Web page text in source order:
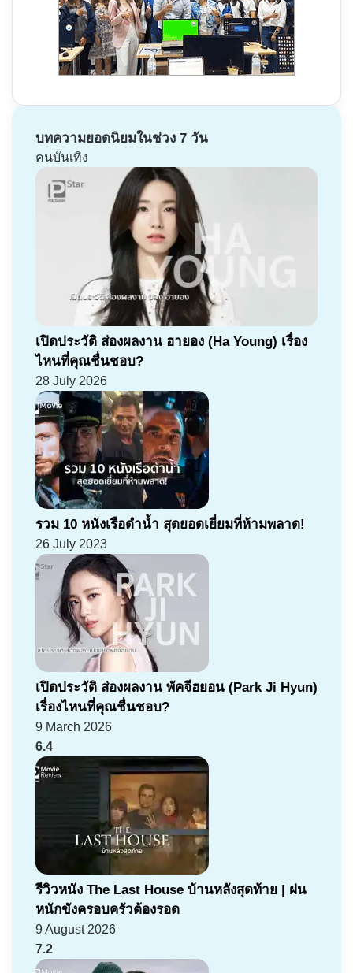
บทความยอดนิยมในช่วง 7 วัน
คนบันเทิง
เปิดประวัติ ส่องผลงาน ฮายอง (Ha Young) เรื่อง
ไหนที่คุณชื่นชอบ?
28 July 2026
รวม 10 หนังเรือดำน้ำ สุดยอดเยี่ยมที่ห้ามพลาด!
26 July 2023
เปิดประวัติ ส่องผลงาน พัคจีฮยอน (Park Ji Hyun)
เรื่องไหนที่คุณชื่นชอบ?
9 March 2026
6.4
รีวิวหนัง The Last House บ้านหลังสุดท้าย | ฝน
หนักขังครอบครัวต้องรอด
9 August 2026
7.2